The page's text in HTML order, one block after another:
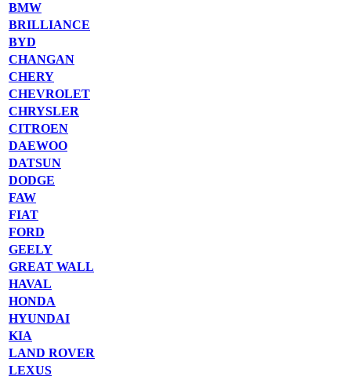
BMW
BRILLIANCE
BYD
CHANGAN
CHERY
CHEVROLET
CHRYSLER
CITROEN
DAEWOO
DATSUN
DODGE
FAW
FIAT
FORD
GEELY
GREAT WALL
HAVAL
HONDA
HYUNDAI
KIA
LAND ROVER
LEXUS